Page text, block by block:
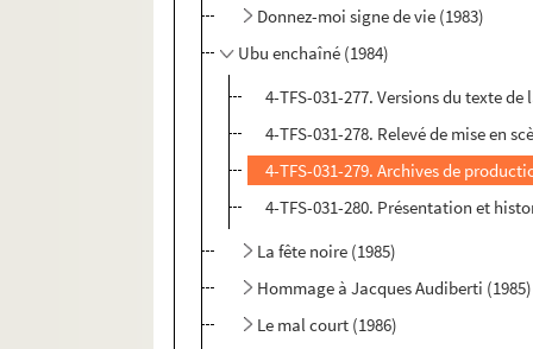
Donnez-moi signe de vie (1983)
Ubu enchaîné (1984)
4-TFS-031-277. Versions du texte
4-TFS-031-278. Relevé de mise en
4-TFS-031-279. Archives de
4-TFS-031-280. Présentation et
La fête noire (1985)
Hommage à Jacques Audiberti (1985)
Le mal court (1986)